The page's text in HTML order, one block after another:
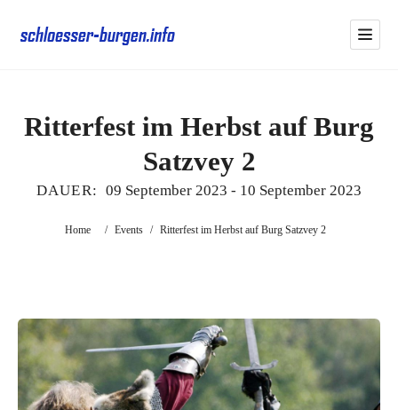
Ritterfest im Herbst auf Burg
Satzvey 2
DAUER: 09 September 2023 - 10 September 2023
Home / Events / Ritterfest im Herbst auf Burg Satzvey 2